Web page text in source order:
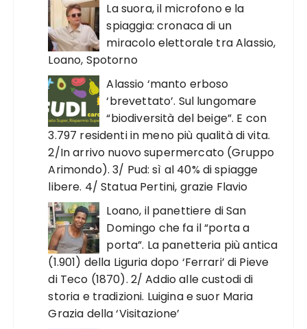
La suora, il microfono e la
spiaggia: cronaca di un
miracolo elettorale tra Alassio,
Loano, Spotorno
Alassio ‘manto erboso
‘brevettato’. Sul lungomare
“biodiversità del beige”. E con
3.797 residenti in meno più qualità di vita.
2/In arrivo nuovo supermercato (Gruppo
Arimondo). 3/ Pud: sì al 40% di spiagge
libere. 4/ Statua Pertini, grazie Flavio
Loano, il panettiere di San
Domingo che fa il “porta a
porta”. La panetteria più antica
(1.901) della Liguria dopo ‘Ferrari’ di Pieve
di Teco (1870). 2/ Addio alle custodi di
storia e tradizioni. Luigina e suor Maria
Grazia della ‘Visitazione’